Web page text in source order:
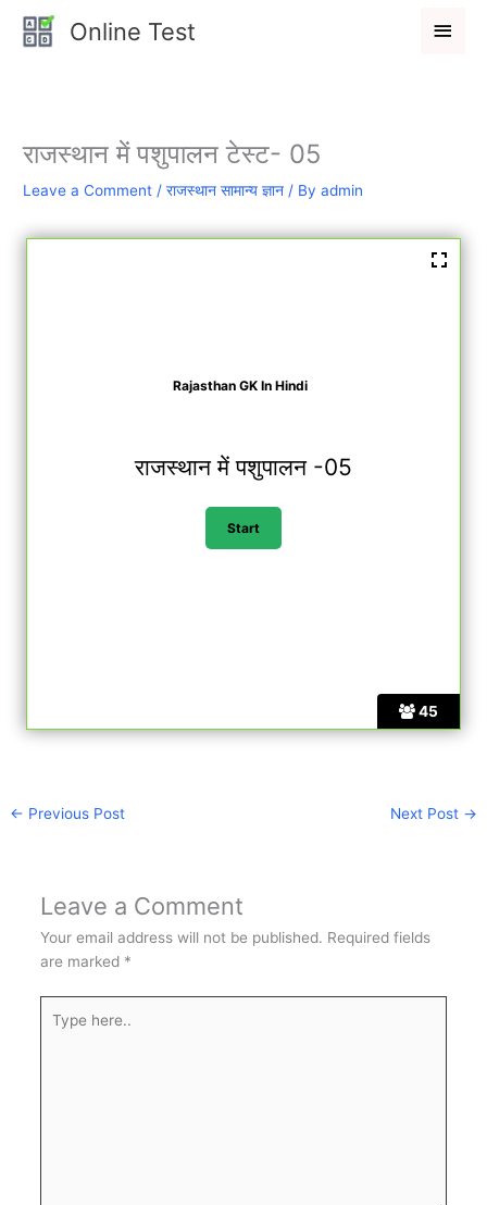
Online Test
Main
राजस्थान में पशुपालन टेस्ट- 05
Leave a Comment /राजस्थान सामान्य ज्ञान / Byadmin
45
Rajasthan GK In Hindi
राजस्थान में पशुपालन -05
← Previous Post Next Post →
Leave a Comment
Your email address will not be published. Required fields
are marked *
here..